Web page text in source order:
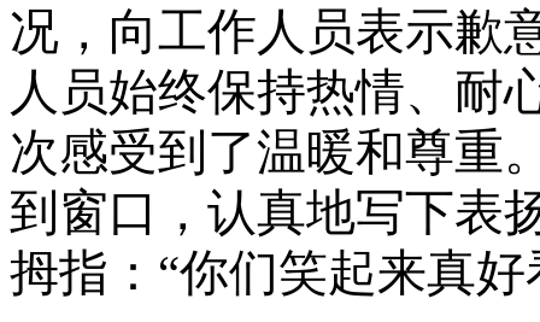
况，向工作人员表示歉
人员始终保持热情、耐
次感受到了温暖和尊重
到窗口，认真地写下表
拇指： “你们笑起来真好